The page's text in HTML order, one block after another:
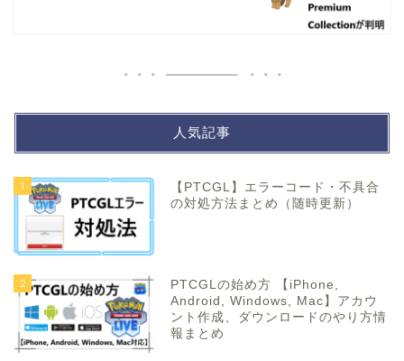
人気記事
1
【PTCGL】エラーコード・不具合
の対処方法まとめ（随時更新）
2
PTCGLの始め方 【iPhone,
Android, Windows, Mac】アカウ
ント作成、ダウンロードのやり方情
報まとめ